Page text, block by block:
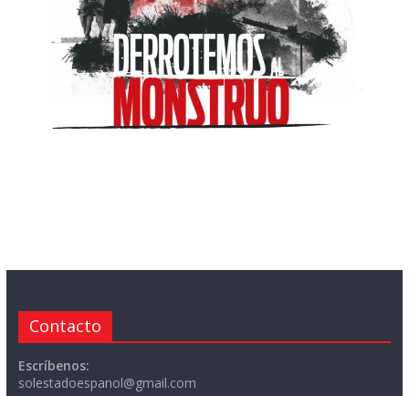
Contacto
Escríbenos:
solestadoespanol@gmail.com